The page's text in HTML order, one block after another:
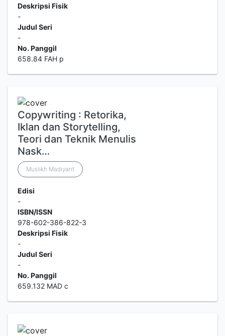
Deskripsi Fisik
-
Judul Seri
-
No. Panggil
658.84 FAH p
Copywriting : Retorika,
Iklan dan Storytelling,
Teori dan Teknik Menulis
Nask…
Muslikh Madiyant
Edisi
-
ISBN/ISSN
978-602-386-822-3
Deskripsi Fisik
-
Judul Seri
-
No. Panggil
659.132 MAD c